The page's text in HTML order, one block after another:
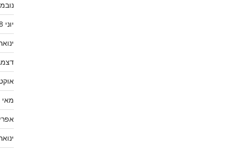
נובמבר
יוני 2018
ינואר
דצמבר
מאי 2017
אפריל
ינואר